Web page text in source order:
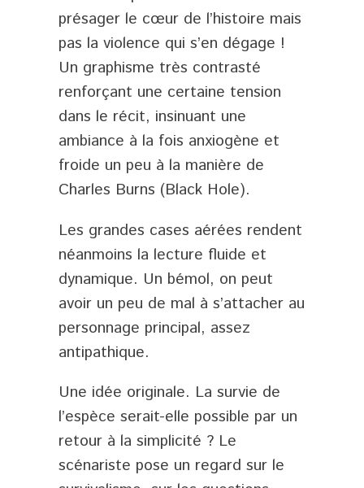
présager le cœur de l’histoire mais
pas la violence qui s’en dégage !
Un graphisme très contrasté
renforçant une certaine tension
dans le récit, insinuant une
ambiance à la fois anxiogène et
froide un peu à la manière de
Charles Burns (Black Hole).
Les grandes cases aérées rendent
néanmoins la lecture fluide et
dynamique. Un bémol, on peut
avoir un peu de mal à s’attacher au
personnage principal, assez
antipathique.
Une idée originale. La survie de
l’espèce serait-elle possible par un
retour à la simplicité ? Le
scénariste pose un regard sur le